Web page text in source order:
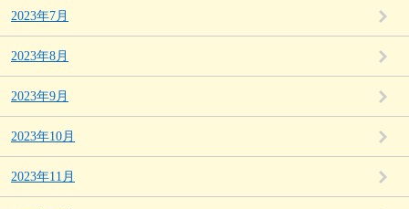
2023年7月
2023年8月
2023年9月
2023年10月
2023年11月